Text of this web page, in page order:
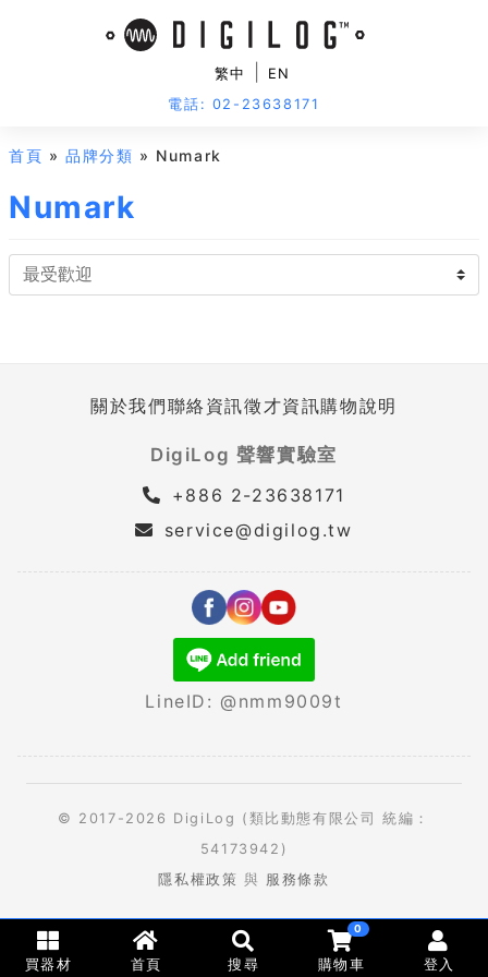
繁中
EN
電話: 02-23638171
首頁 »品牌分類 » Numark
Numark
關於我們聯絡資訊徵才資訊購物說明
DigiLog 聲響實驗室
+886 2-23638171
service@digilog.tw
LineID: @nmm9009t
© 2017-2026 DigiLog (類比動態有限公司 統編：
54173942)
隱私權政策 與 服務條款
買器材 首頁 搜尋
0
購物車 登入